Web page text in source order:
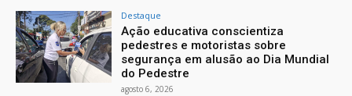
Destaque
Ação educativa conscientiza
pedestres e motoristas sobre
segurança em alusão ao Dia Mundial
do Pedestre
agosto 6, 2026